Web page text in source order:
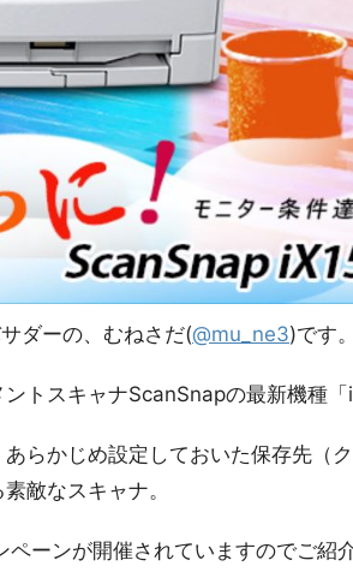
ダーの、むねさだ(@mu_ne3)です。
トスキャナScanSnapの最新機種「
らかじめ設定しておいた保存先（
敵なスキャナ。
ーンが開催されていますのでご紹